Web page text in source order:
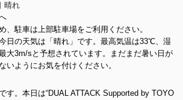
晴れ
、駐車は上部駐車場をご利用ください。
日の天気は「晴れ」です。最高気温は33℃、湿
大3m/sと予想されています。まだまだ暑い日が
いようにお気を付けください。
す。本日は“DUAL ATTACK Supported by TOYO